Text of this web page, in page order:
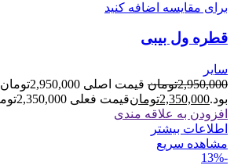
برای مقایسه اضافه کنید
قطره ول بیبی
سایر
2,950,000تومان
قیمت اصلی 2,950,000تومان
بود.2,350,000تومانقیمت فعلی 2,350,000تومان است.
افزودن به علاقه مندی
اطلاعات بیشتر
مشاهده سریع
-13%